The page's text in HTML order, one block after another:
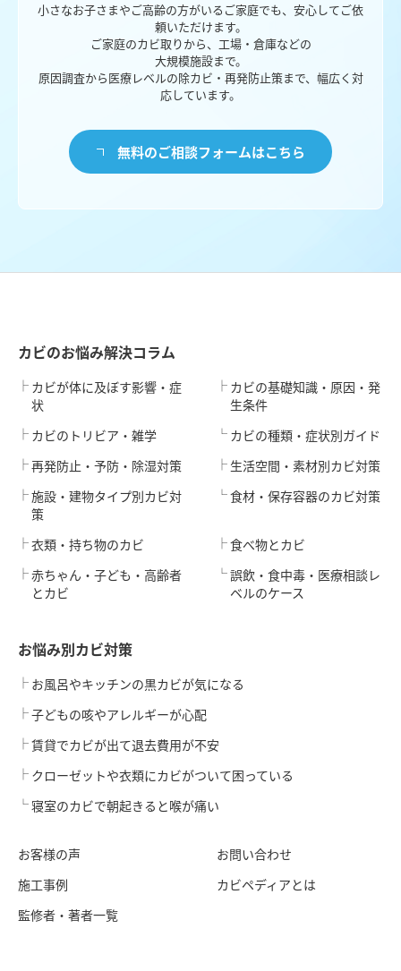
小さなお子さまやご高齢の方がいるご家庭でも、安心してご依
頼いただけます。
ご家庭のカビ取りから、工場・倉庫などの
大規模施設まで。
原因調査から医療レベルの除カビ・再発防止策まで、幅広く対
応しています。
無料のご相談フォームはこちら
カビのお悩み解決コラム
カビが体に及ぼす影響・症
状
カビのトリビア・雑学
カビの基礎知識・原因・発
生条件
カビの種類・症状別ガイド
再発防止・予防・除湿対策
施設・建物タイプ別カビ対
策
生活空間・素材別カビ対策
食材・保存容器のカビ対策
衣類・持ち物のカビ
赤ちゃん・子ども・高齢者
とカビ
食べ物とカビ
誤飲・食中毒・医療相談レ
ベルのケース
お悩み別カビ対策
お風呂やキッチンの黒カビが気になる
子どもの咳やアレルギーが心配
賃貸でカビが出て退去費用が不安
クローゼットや衣類にカビがついて困っている
寝室のカビで朝起きると喉が痛い
お客様の声
施工事例
監修者・著者一覧
お問い合わせ
カビペディアとは